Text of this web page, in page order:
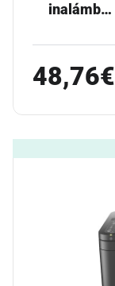
inalámb…
48,76€